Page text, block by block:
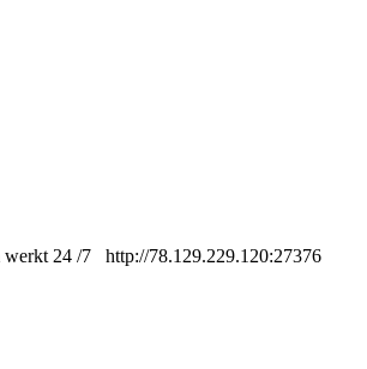
werkt 24 /7 http://78.129.229.120:27376